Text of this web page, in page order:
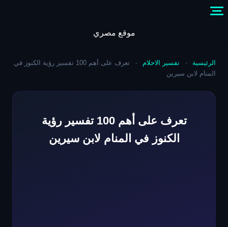
موقع مصري
الرئيسية - تفسير الاحلام -
تعرف على أهم 100 تفسير رؤية الكنوز في
المنام لابن سيرين
تعرف على أهم 100 تفسير رؤية
الكنوز في المنام لابن سيرين